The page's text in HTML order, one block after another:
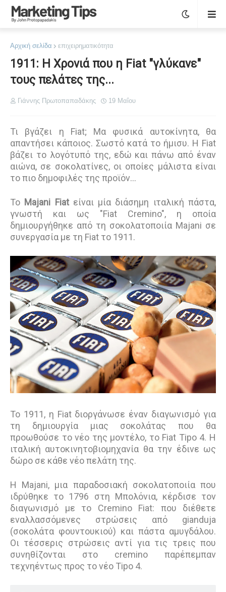
Αρχική σελίδα επιχειρηματικότητα
1911: Η Χρονιά που η Fiat "γλύκανε"
τους πελάτες της...
Γιάννης Πρωτοπαπαδάκης 19 Μαΐου
Τι βγάζει η Fiat; Μα φυσικά αυτοκίνητα, θα
απαντήσει κάποιος. Σωστό κατά το ήμισυ. Η Fiat
βάζει το λογότυπό της, εδώ και πάνω από έναν
αιώνα, σε σοκολατίνες, οι οποίες μάλιστα είναι
το πιο δημοφιλές της προϊόν…
Το Majani Fiatείναι μία διάσημη ιταλική πάστα,
γνωστή και ως "Fiat Cremino", η οποία
δημιουργήθηκε από τη σοκολατοποιία Majani σε
συνεργασία με τη Fiat το 1911.
Το 1911, η Fiat διοργάνωσε έναν διαγωνισμό για
τη δημιουργία μιας σοκολάτας που θα
προωθούσε το νέο της μοντέλο, το Fiat Tipo 4. Η
ιταλική αυτοκινητοβιομηχανία θα την έδινε ως
δώρο σε κάθε νέο πελάτη της.
Η Majani, μια παραδοσιακή σοκολατοποιία που
ιδρύθηκε το 1796 στη Μπολόνια, κέρδισε τον
διαγωνισμό με το Cremino Fiat: που διέθετε
εναλλασσόμενες στρώσεις από gianduja
(σοκολάτα φουντουκιού) και πάστα αμυγδάλου.
Οι τέσσερις στρώσεις αντί για τις τρεις που
συνηθίζονται στο cremino παρέπεμπαν
τεχνηέντως προς το νέο Tipo 4.